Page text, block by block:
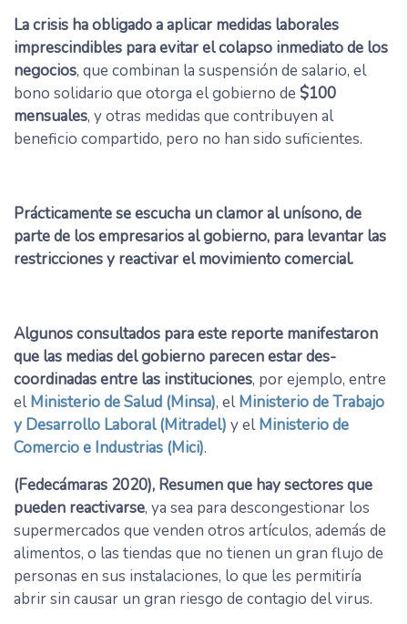
La crisis ha obligado a aplicar medidas laborales
imprescindibles para evitar el colapso inmediato de los
negocios, que combinan la suspensión de salario, el
bono solidario que otorga el gobierno de $100
mensuales, y otras medidas que contribuyen al
beneficio compartido, pero no han sido suficientes.
Prácticamente se escucha un clamor al unísono, de
parte de los empresarios al gobierno, para levantar las
restricciones y reactivar el movimiento comercial.
Algunos consultados para este reporte manifestaron
que las medias del gobierno parecen estar des-
coordinadas entre las instituciones, por ejemplo, entre
elMinisterio de Salud (Minsa), elMinisterio de Trabajo
y Desarrollo Laboral (Mitradel) y elMinisterio de
Comercio e Industrias (Mici).
(Fedecámaras 2020), Resumen que hay sectores que
pueden reactivarse, ya sea para descongestionar los
supermercados que venden otros artículos, además de
alimentos, o las tiendas que no tienen un gran flujo de
personas en sus instalaciones, lo que les permitiría
abrir sin causar un gran riesgo de contagio del virus.